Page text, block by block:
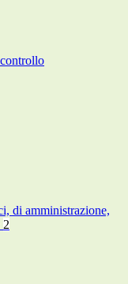
di amministrazione,
2